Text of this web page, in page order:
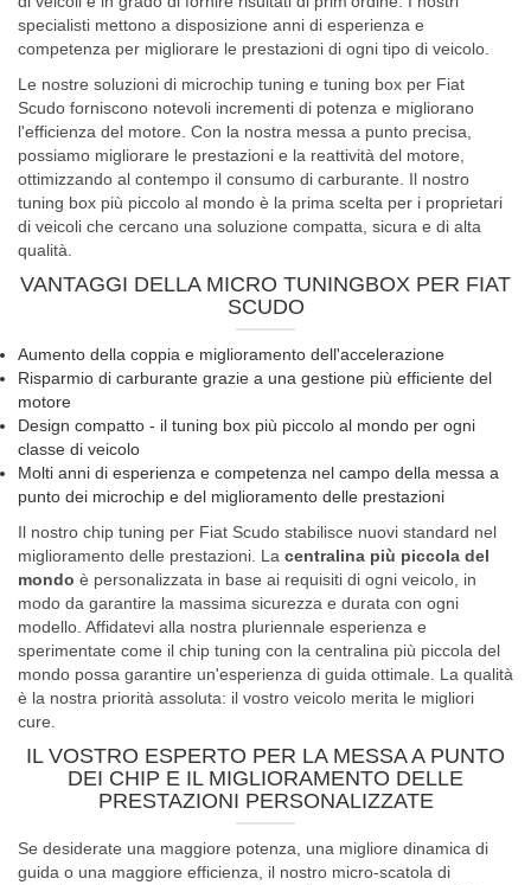
specialisti mettono a disposizione anni di esperienza e
competenza per migliorare le prestazioni di ogni tipo di veicolo.
Le nostre soluzioni di microchip tuning e tuning box per Fiat
Scudo forniscono notevoli incrementi di potenza e migliorano
l'efficienza del motore. Con la nostra messa a punto precisa,
possiamo migliorare le prestazioni e la reattività del motore,
ottimizzando al contempo il consumo di carburante. Il nostro
tuning box più piccolo al mondo è la prima scelta per i proprietari
di veicoli che cercano una soluzione compatta, sicura e di alta
qualità.
VANTAGGI DELLA MICRO TUNINGBOX PER FIAT
SCUDO
Aumento della coppia e miglioramento dell'accelerazione
Risparmio di carburante grazie a una gestione più efficiente del
motore
Design compatto - il tuning box più piccolo al mondo per ogni
classe di veicolo
Molti anni di esperienza e competenza nel campo della messa a
punto dei microchip e del miglioramento delle prestazioni
Il nostro chip tuning per Fiat Scudo stabilisce nuovi standard nel
miglioramento delle prestazioni. La centralina più piccola del
mondo è personalizzata in base ai requisiti di ogni veicolo, in
modo da garantire la massima sicurezza e durata con ogni
modello. Affidatevi alla nostra pluriennale esperienza e
sperimentate come il chip tuning con la centralina più piccola del
mondo possa garantire un'esperienza di guida ottimale. La qualità
è la nostra priorità assoluta: il vostro veicolo merita le migliori
cure.
IL VOSTRO ESPERTO PER LA MESSA A PUNTO
DEI CHIP E IL MIGLIORAMENTO DELLE
PRESTAZIONI PERSONALIZZATE
Se desiderate una maggiore potenza, una migliore dinamica di
guida o una maggiore efficienza, il nostro micro-scatola di